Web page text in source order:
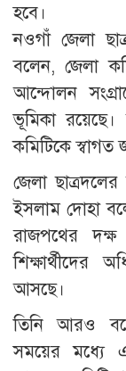
হবে।
নওগাঁ জেলা
বলেন, জেলা
আন্দোলন
ভূমিকা
কমিটিকে স্বাগত
জেলা
ইসলাম দোহা
রাজপথের
আসছে।
তিনি আরও
সময়ের মধ্যে